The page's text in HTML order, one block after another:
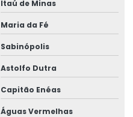
Itaú de Minas
Maria da Fé
Sabinópolis
Astolfo Dutra
Capitão Enéas
Águas Vermelhas